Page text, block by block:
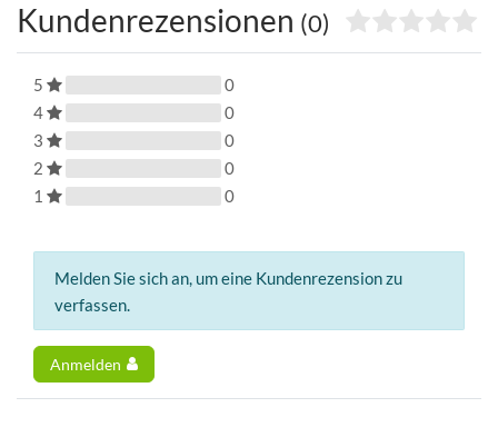
Kundenrezensionen (0)
5
0
4
0
3
0
2
0
1
0
Melden Sie sich an, um eine Kundenrezension zu
verfassen.
Anmelden